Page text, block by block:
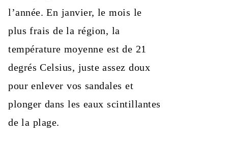
l’année. En janvier, le mois le
plus frais de la région, la
température moyenne est de 21
degrés Celsius, juste assez doux
pour enlever vos sandales et
plonger dans les eaux scintillantes
de la plage.